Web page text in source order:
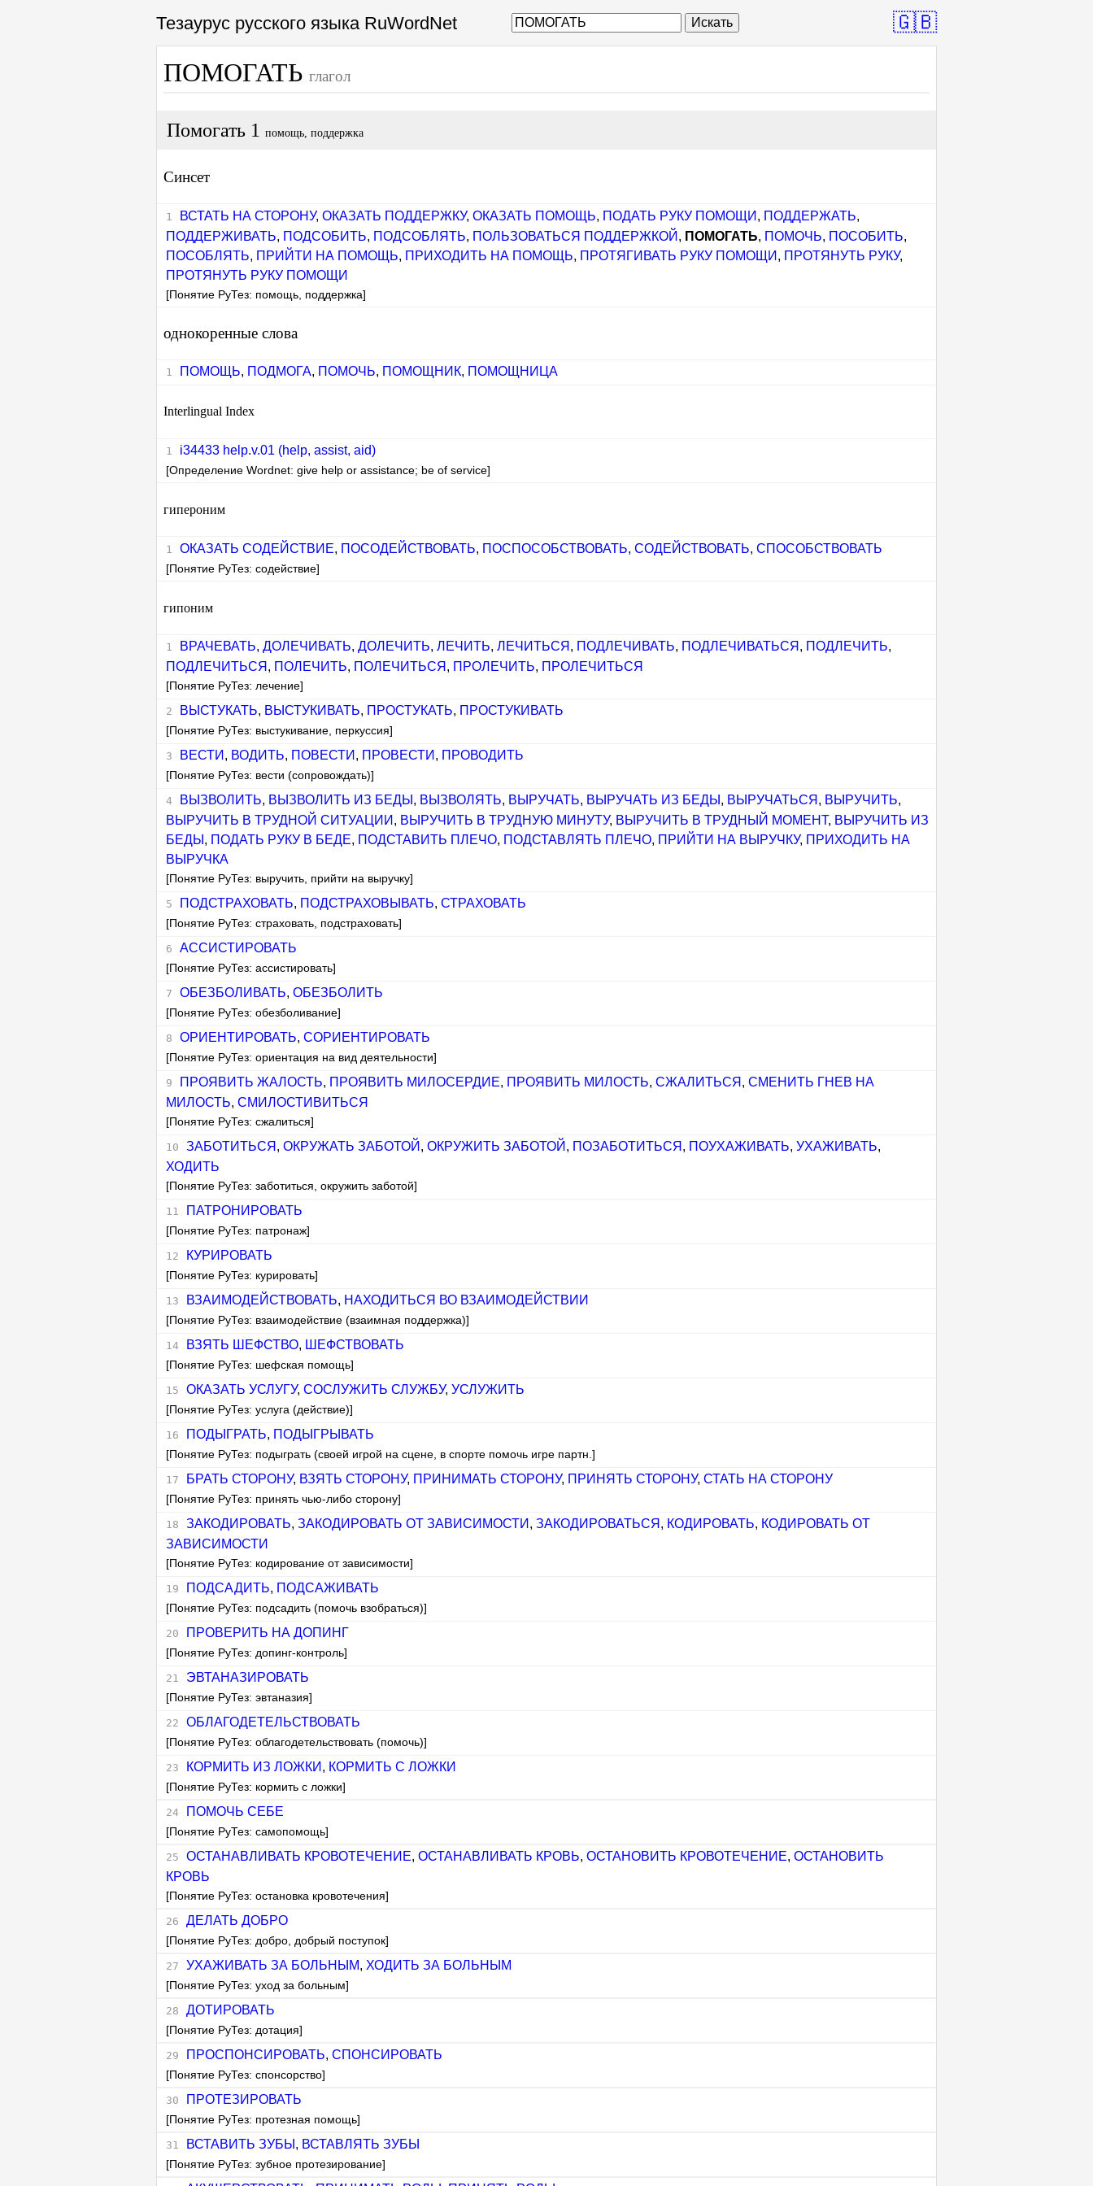
Тезаурус русского языка RuWordNet Искать 🇬🇧
ПОМОГАТЬ глагол
Помогать 1 помощь, поддержка
Синсет
ВСТАТЬ НА СТОРОНУ, ОКАЗАТЬ ПОДДЕРЖКУ, ОКАЗАТЬ ПОМОЩЬ, ПОДАТЬ РУКУ ПОМОЩИ , ПОДДЕРЖАТЬ,
ПОДДЕРЖИВАТЬ, ПОДСОБИТЬ, ПОДСОБЛЯТЬ, ПОЛЬЗОВАТЬСЯ ПОДДЕРЖКОЙ , ПОМОГАТЬ, ПОМОЧЬ, ПОСОБИТЬ,
ПОСОБЛЯТЬ, ПРИЙТИ НА ПОМОЩЬ, ПРИХОДИТЬ НА ПОМОЩЬ, ПРОТЯГИВАТЬ РУКУ ПОМОЩИ , ПРОТЯНУТЬ РУКУ,
ПРОТЯНУТЬ РУКУ ПОМОЩИ
[Понятие РуТез: помощь, поддержка]
однокоренные слова
ПОМОЩЬ, ПОДМОГА, ПОМОЧЬ, ПОМОЩНИК, ПОМОЩНИЦА
Interlingual Index
i34433 help.v.01 (help, assist, aid)
[Определение Wordnet: give help or assistance; be of service]
гипероним
ОКАЗАТЬ СОДЕЙСТВИЕ, ПОСОДЕЙСТВОВАТЬ, ПОСПОСОБСТВОВАТЬ, СОДЕЙСТВОВАТЬ, СПОСОБСТВОВАТЬ
[Понятие РуТез: содействие]
гипоним
ВРАЧЕВАТЬ, ДОЛЕЧИВАТЬ, ДОЛЕЧИТЬ, ЛЕЧИТЬ, ЛЕЧИТЬСЯ , ПОДЛЕЧИВАТЬ, ПОДЛЕЧИВАТЬСЯ , ПОДЛЕЧИТЬ,
ПОДЛЕЧИТЬСЯ , ПОЛЕЧИТЬ, ПОЛЕЧИТЬСЯ , ПРОЛЕЧИТЬ, ПРОЛЕЧИТЬСЯ
[Понятие РуТез: лечение]
ВЫСТУКАТЬ, ВЫСТУКИВАТЬ, ПРОСТУКАТЬ, ПРОСТУКИВАТЬ
[Понятие РуТез: выстукивание, перкуссия]
ВЕСТИ , ВОДИТЬ, ПОВЕСТИ , ПРОВЕСТИ , ПРОВОДИТЬ
[Понятие РуТез: вести (сопровождать)]
ВЫЗВОЛИТЬ, ВЫЗВОЛИТЬ ИЗ БЕДЫ , ВЫЗВОЛЯТЬ, ВЫРУЧАТЬ, ВЫРУЧАТЬ ИЗ БЕДЫ , ВЫРУЧАТЬСЯ , ВЫРУЧИТЬ,
ВЫРУЧИТЬ В ТРУДНОЙ СИТУАЦИИ , ВЫРУЧИТЬ В ТРУДНУЮ МИНУТУ, ВЫРУЧИТЬ В ТРУДНЫЙ МОМЕНТ, ВЫРУЧИТЬ ИЗ
БЕДЫ , ПОДАТЬ РУКУ В БЕДЕ, ПОДСТАВИТЬ ПЛЕЧО, ПОДСТАВЛЯТЬ ПЛЕЧО, ПРИЙТИ НА ВЫРУЧКУ, ПРИХОДИТЬ НА
ВЫРУЧКА
[Понятие РуТез: выручить, прийти на выручку]
ПОДСТРАХОВАТЬ, ПОДСТРАХОВЫВАТЬ, СТРАХОВАТЬ
[Понятие РуТез: страховать, подстраховать]
АССИСТИРОВАТЬ
[Понятие РуТез: ассистировать]
ОБЕЗБОЛИВАТЬ, ОБЕЗБОЛИТЬ
[Понятие РуТез: обезболивание]
ОРИЕНТИРОВАТЬ, СОРИЕНТИРОВАТЬ
[Понятие РуТез: ориентация на вид деятельности]
ПРОЯВИТЬ ЖАЛОСТЬ, ПРОЯВИТЬ МИЛОСЕРДИЕ, ПРОЯВИТЬ МИЛОСТЬ, СЖАЛИТЬСЯ , СМЕНИТЬ ГНЕВ НА
МИЛОСТЬ,СМИЛОСТИВИТЬСЯ
[Понятие РуТез: сжалиться]
ЗАБОТИТЬСЯ , ОКРУЖАТЬ ЗАБОТОЙ , ОКРУЖИТЬ ЗАБОТОЙ , ПОЗАБОТИТЬСЯ , ПОУХАЖИВАТЬ, УХАЖИВАТЬ,
ХОДИТЬ
[Понятие РуТез: заботиться, окружить заботой]
ПАТРОНИРОВАТЬ
[Понятие РуТез: патронаж]
КУРИРОВАТЬ
[Понятие РуТез: курировать]
ВЗАИМОДЕЙСТВОВАТЬ, НАХОДИТЬСЯ ВО ВЗАИМОДЕЙСТВИИ
[Понятие РуТез: взаимодействие (взаимная поддержка)]
ВЗЯТЬ ШЕФСТВО, ШЕФСТВОВАТЬ
[Понятие РуТез: шефская помощь]
ОКАЗАТЬ УСЛУГУ, СОСЛУЖИТЬ СЛУЖБУ, УСЛУЖИТЬ
[Понятие РуТез: услуга (действие)]
ПОДЫГРАТЬ, ПОДЫГРЫВАТЬ
[Понятие РуТез: подыграть (своей игрой на сцене, в спорте помочь игре партн.]
БРАТЬ СТОРОНУ, ВЗЯТЬ СТОРОНУ, ПРИНИМАТЬ СТОРОНУ, ПРИНЯТЬ СТОРОНУ, СТАТЬ НА СТОРОНУ
[Понятие РуТез: принять чью-либо сторону]
ЗАКОДИРОВАТЬ, ЗАКОДИРОВАТЬ ОТ ЗАВИСИМОСТИ , ЗАКОДИРОВАТЬСЯ , КОДИРОВАТЬ, КОДИРОВАТЬ ОТ
ЗАВИСИМОСТИ
[Понятие РуТез: кодирование от зависимости]
ПОДСАДИТЬ, ПОДСАЖИВАТЬ
[Понятие РуТез: подсадить (помочь взобраться)]
ПРОВЕРИТЬ НА ДОПИНГ
[Понятие РуТез: допинг-контроль]
ЭВТАНАЗИРОВАТЬ
[Понятие РуТез: эвтаназия]
ОБЛАГОДЕТЕЛЬСТВОВАТЬ
[Понятие РуТез: облагодетельствовать (помочь)]
КОРМИТЬ ИЗ ЛОЖКИ , КОРМИТЬ С ЛОЖКИ
[Понятие РуТез: кормить с ложки]
ПОМОЧЬ СЕБЕ
[Понятие РуТез: самопомощь]
ОСТАНАВЛИВАТЬ КРОВОТЕЧЕНИЕ, ОСТАНАВЛИВАТЬ КРОВЬ, ОСТАНОВИТЬ КРОВОТЕЧЕНИЕ, ОСТАНОВИТЬ
КРОВЬ
[Понятие РуТез: остановка кровотечения]
ДЕЛАТЬ ДОБРО
[Понятие РуТез: добро, добрый поступок]
УХАЖИВАТЬ ЗА БОЛЬНЫМ, ХОДИТЬ ЗА БОЛЬНЫМ
[Понятие РуТез: уход за больным]
ДОТИРОВАТЬ
[Понятие РуТез: дотация]
ПРОСПОНСИРОВАТЬ, СПОНСИРОВАТЬ
[Понятие РуТез: спонсорство]
ПРОТЕЗИРОВАТЬ
[Понятие РуТез: протезная помощь]
ВСТАВИТЬ ЗУБЫ , ВСТАВЛЯТЬ ЗУБЫ
[Понятие РуТез: зубное протезирование]